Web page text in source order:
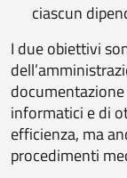
ciascun
I due obiettivi
informatici e di
efficienza, ma
procedimenti